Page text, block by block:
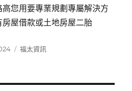
您用要專業規劃專屬解決方
房屋借款或土地房屋二胎
分
福太資訊